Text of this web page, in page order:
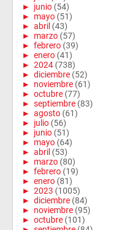
► junio (54)
► mayo (51)
► abril (43)
► marzo (57)
► febrero (39)
► enero (41)
► 2024 (738)
► diciembre (52)
► noviembre (61)
► octubre (77)
► septiembre (83)
► agosto (61)
► julio (56)
► junio (51)
► mayo (64)
► abril (53)
► marzo (80)
► febrero (19)
► enero (81)
► 2023 (1005)
► diciembre (84)
► noviembre (95)
► octubre (101)